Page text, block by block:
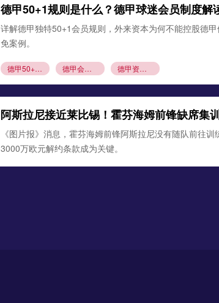
德甲50+1规则是什么？德甲球迷会员制度解
详解德甲独特50+1会员规则，外来资本为何不能控股德
免案例。
德甲50+1规则 德甲会员制 德甲资本规则
阿斯拉尼接近莱比锡！霍芬海姆前锋缺席集
《图片报》消息，霍芬海姆前锋阿斯拉尼没有随队前往训
3000万欧元解约条款成为关键。